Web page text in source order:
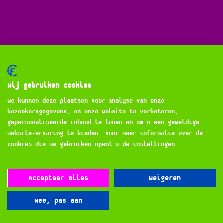
© 2026Multifest Events BV
Wij gebruiken cookies
We kunnen deze plaatsen voor analyse van onze
bezoekersgegevens, om onze website te verbeteren,
gepersonaliseerde inhoud te tonen en om u een geweldige
website-ervaring te bieden. Voor meer informatie over de
cookies die we gebruiken opent u de instellingen.
Accepteer alles Weigeren
Nee, pas aan